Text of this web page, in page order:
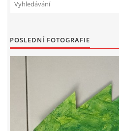
SENZORY PLAY
DOPORUČUJI
POLYTECHNICKÉ ČINNOSTI
POSLEDNÍ FOTOGRAFIE